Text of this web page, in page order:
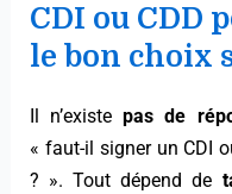
CDI ou CDD
le bon choix
Il n’existepas de
« faut-il signer un CDI
? ». Tout dépend de